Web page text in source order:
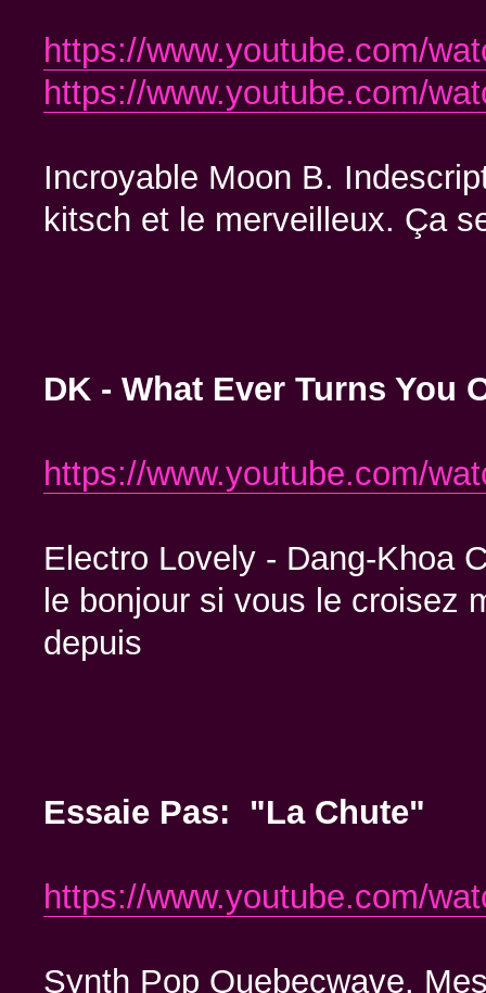
https://www.youtube.com/
https://www.youtube.com/
Incroyable Moon B.
kitsch et le merveilleux. Ça
DK - What Ever Turns You
https://www.youtube.com/
Electro Lovely - Dang-Khoa
le bonjour si vous le croisez
depuis
Essaie Pas: "La Chute"
https://www.youtube.com/
Synth Pop Quebecwave.